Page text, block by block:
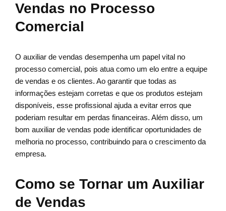
Vendas no Processo
Comercial
O auxiliar de vendas desempenha um papel vital no
processo comercial, pois atua como um elo entre a equipe
de vendas e os clientes. Ao garantir que todas as
informações estejam corretas e que os produtos estejam
disponíveis, esse profissional ajuda a evitar erros que
poderiam resultar em perdas financeiras. Além disso, um
bom auxiliar de vendas pode identificar oportunidades de
melhoria no processo, contribuindo para o crescimento da
empresa.
Como se Tornar um Auxiliar
de Vendas